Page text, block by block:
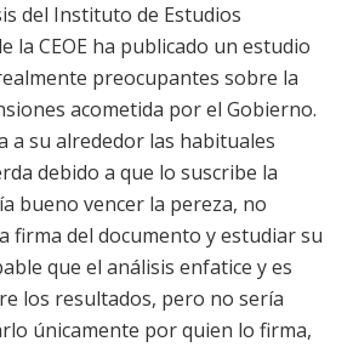
del Instituto de Estudios
la CEOE ha publicado un estudio
preocupantes sobre la
acometida por el Gobierno.
a su alrededor las habituales
debido a que lo suscribe la
bueno vencer la pereza, no
firma del documento y estudiar su
que el análisis enfatice y es
los resultados, pero no sería
únicamente por quien lo firma,